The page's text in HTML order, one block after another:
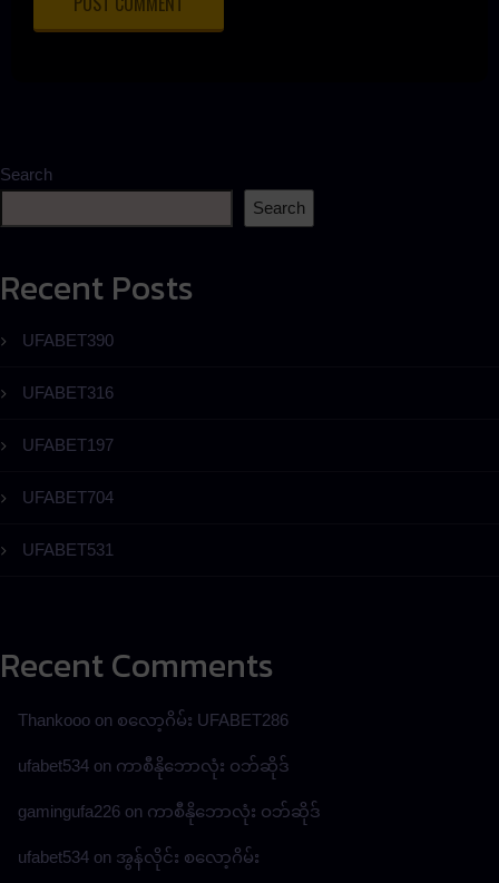
Search
Search
Recent Posts
UFABET390
UFABET316
UFABET197
UFABET704
UFABET531
Recent Comments
Thankooo on စလော့ဂိမ်း UFABET286
ufabet534 on ကာစီနိုဘောလုံး ဝဘ်ဆိုဒ်
gamingufa226 on ကာစီနိုဘောလုံး ဝဘ်ဆိုဒ်
ufabet534 on အွန်လိုင်း စလော့ဂိမ်း